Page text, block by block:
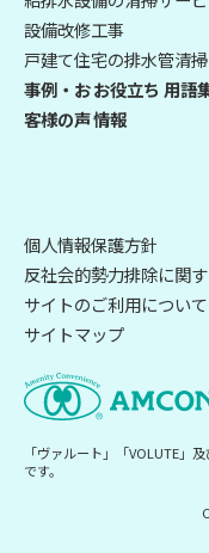
「ヴァルート」「VOLUTE」
です。
設備改修工事
戸建て住宅の排水管清掃
事例・お
客様の声
お役立ち
情報
用語
個人情報保護方針
反社会的勢力排除に関
サイトのご利用について
サイトマップ